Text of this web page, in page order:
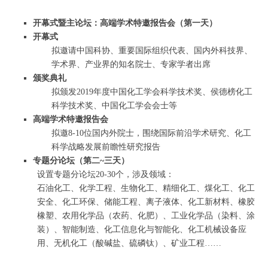
开幕式暨主论坛：高端学术特邀报告会（第一天）
开幕式
拟邀请中国科协、重要国际组织代表、国内外科技界、
学术界、产业界的知名院士、专家学者出席
颁奖典礼
拟颁发2019年度中国化工学会科学技术奖、侯德榜化工
科学技术奖、中国化工学会会士等
高端学术特邀报告会
拟邀8-10位国内外院士，围绕国际前沿学术研究、化工
科学战略发展前瞻性研究报告
专题分论坛（第二~三天）
设置专题分论坛20-30个，涉及领域：
石油化工、化学工程、生物化工、精细化工、煤化工、化工
安全、化工环保、储能工程、离子液体、化工新材料、橡胶
橡塑、农用化学品（农药、化肥）、工业化学品（染料、涂
装）、智能制造、化工信息化与智能化、化工机械设备应
用、无机化工（酸碱盐、硫磷钛）、矿业工程……